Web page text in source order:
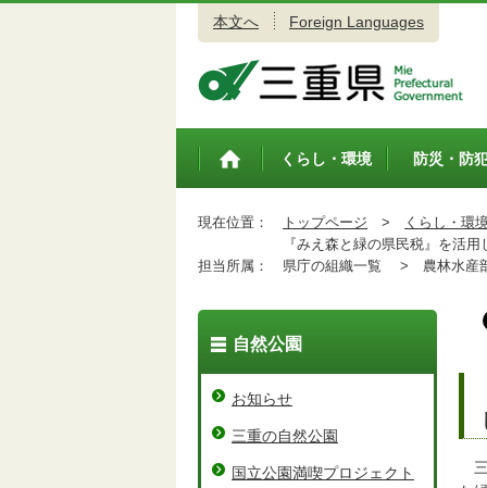
本文へ Foreign Languages
トップペ
くらし・環境 防災・防
現在位置： トップページ >
くらし・環
『みえ森と緑の県民税』を活用
担当所属：
県庁の組織一覧 > 農林水
三
自然公園
お知らせ
三重の自然公園
国立公園満喫プロジェクト